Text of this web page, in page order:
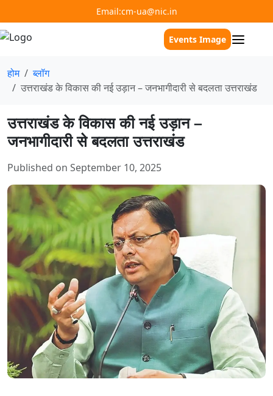
Email:cm-ua@nic.in
Events Image
होम
ब्लॉग
उत्तराखंड के विकास की नई उड़ान – जनभागीदारी से बदलता उत्तराखंड
उत्तराखंड के विकास की नई उड़ान –
जनभागीदारी से बदलता उत्तराखंड
Published on September 10, 2025